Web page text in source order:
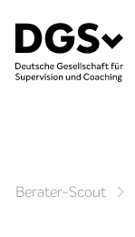
Berater-Scout